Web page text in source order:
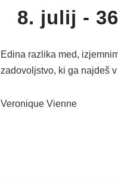
8. julij -
Edina razlika med,
zadovoljstvo, ki ga najdeš
Veronique Vienne